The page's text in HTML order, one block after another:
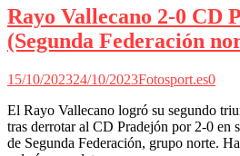
Rayo Vallecano 2-0 CD
(Segunda Federación
15/10/202324/10/2023Fotosport.es0
El Rayo Vallecano logró su segundo
tras derrotar al CD Pradejón por 2-0 en
de Segunda Federación, grupo norte.